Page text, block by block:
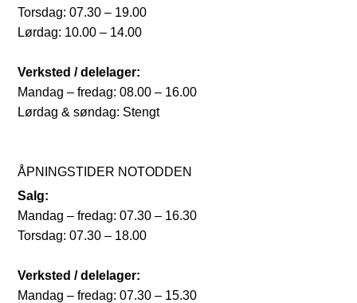
Torsdag: 07.30 – 19.00
Lørdag: 10.00 – 14.00
Verksted / delelager:
Mandag – fredag: 08.00 – 16.00
Lørdag & søndag: Stengt
ÅPNINGSTIDER NOTODDEN
Salg:
Mandag – fredag: 07.30 – 16.30
Torsdag: 07.30 – 18.00
Verksted / delelager:
Mandag – fredag: 07.30 – 15.30